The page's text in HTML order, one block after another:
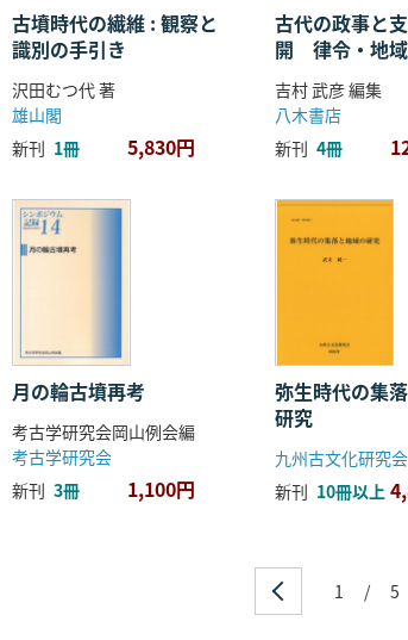
古墳時代の繊維 : 観察と
識別の手引き
沢田むつ代 著
雄山閣
新刊 1冊 5,830円
古代の政事と
開 律令・地
係
吉村 武彦 編集
八木書店
新刊 4冊
月の輪古墳再考
考古学研究会岡山例会編
考古学研究会
新刊 3冊 1,100円
弥生時代の集
研究
九州古文化研究会
新刊 10冊以上
1 / 5